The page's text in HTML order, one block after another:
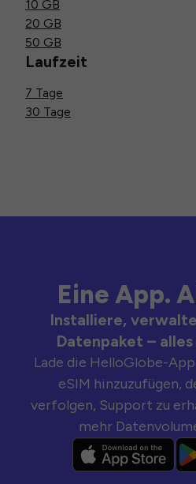
10 GB
20 GB
50 GB
Laufzeit
7 Tage
30 Tage
Eine App.
Installiere,
Datenpaket –
Lade die HelloGlobe-
eSIM hinzuzufügen,
verfolgen, Support zu
mehr